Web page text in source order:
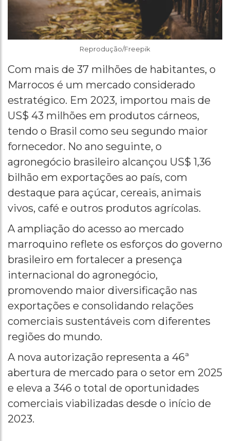
Reprodução/Freepik
Com mais de 37 milhões de habitantes, o
Marrocos é um mercado considerado
estratégico. Em 2023, importou mais de
US$ 43 milhões em produtos cárneos,
tendo o Brasil como seu segundo maior
fornecedor. No ano seguinte, o
agronegócio brasileiro alcançou US$ 1,36
bilhão em exportações ao país, com
destaque para açúcar, cereais, animais
vivos, café e outros produtos agrícolas.
A ampliação do acesso ao mercado
marroquino reflete os esforços do governo
brasileiro em fortalecer a presença
internacional do agronegócio,
promovendo maior diversificação nas
exportações e consolidando relações
comerciais sustentáveis com diferentes
regiões do mundo.
A nova autorização representa a 46ª
abertura de mercado para o setor em 2025
e eleva a 346 o total de oportunidades
comerciais viabilizadas desde o início de
2023.